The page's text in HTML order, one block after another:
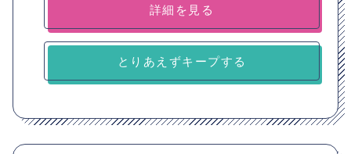
詳細を見る
とりあえずキープする